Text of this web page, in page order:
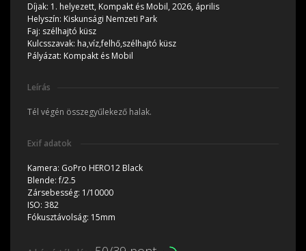
Díjak: 1. helyezett, Kompakt és Mobil, 2026, április
Helyszín: Kiskunsági Nemzeti Park
Faj: szélhajtó küsz
Kulcsszavak: ha,víz,felhő,szélhajtó küsz
Pályázat: Kompakt és Mobil
Leírás
Tél végén összegyűlekező halak.
Exif adatok
Kamera: GoPro HERO12 Black
Blende:f/2.5
Zársebesség: 1/10000
ISO: 382
Fókusztávolság: 15mm